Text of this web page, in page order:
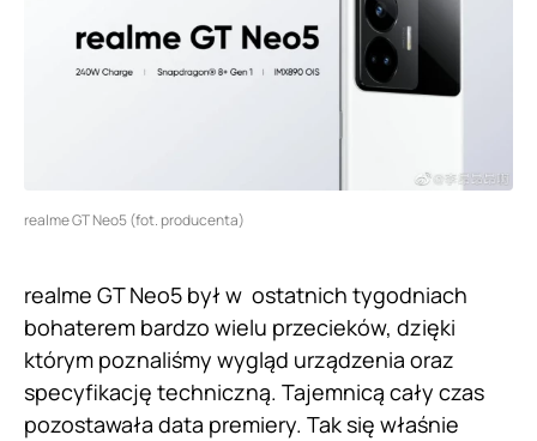
realme GT Neo5 (fot. producenta)
realme GT Neo5 był w ostatnich tygodniach
bohaterem bardzo wielu przecieków, dzięki
którym poznaliśmy wygląd urządzenia oraz
specyfikację techniczną. Tajemnicą cały czas
pozostawała data premiery. Tak się właśnie